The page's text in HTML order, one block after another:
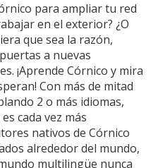
para ampliar tu red
en el exterior? ¿O
que sea la razón,
a nuevas
¡Aprende Córnico y mira
Con más de mitad
2 o más idiomas,
cada vez más
nativos de Córnico
alrededor del mundo,
multilingüe nunca